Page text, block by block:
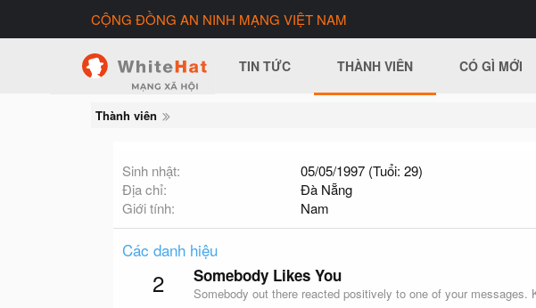
CỘNG ĐỒNG AN NINH MẠNG VIỆT NAM
TIN TỨC THÀNH VIÊN CÓ GÌ MỚI
Thành viên
Sinh nhật
05/05/1997 (Tuổi: 29)
Địa chỉ
Đà Nẵng
Giới tính
Nam
Các danh hiệu
2 Somebody Likes You
Somebody out there reacted positively to one of your messages.